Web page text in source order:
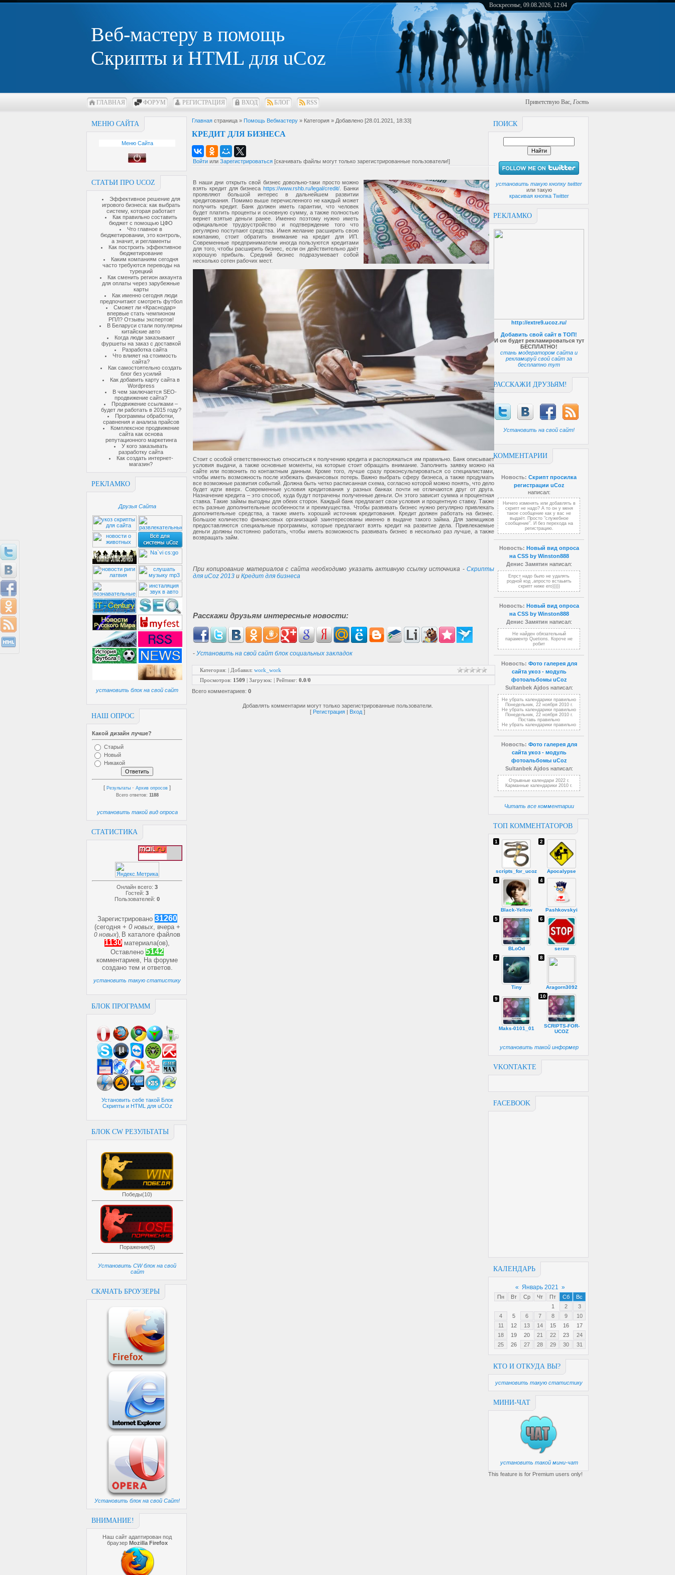
Веб-мастеру в помощь
Скрипты и HTML для uCoz
Воскресенье, 09.08.2026, 12:04
ГЛАВНАЯ ФОРУМ РЕГИСТРАЦИЯ ВХОД БЛОГ RSS Приветствую Вас, Гость
МЕНЮ САЙТА
Меню Сайта
СТАТЬИ ПРО UCOZ
Эффективное решение для
игрового бизнеса: как выбрать
систему, которая работает
Как правильно составить
бюджет с помощью ЦФО
Что главное в
бюджетировании, это контроль,
а значит, и регламенты
Как построить эффективное
бюджетирование
Каким компаниям сегодня
часто требуются переводы на
турецкий
Как сменить регион аккаунта
для оплаты через зарубежные
карты
Как именно сегодня люди
предпочитают смотреть футбол
Сможет ли «Краснодар»
впервые стать чемпионом
РПЛ? Отзывы экспертов!
В Беларуси стали популярны
китайские авто
Когда люди заказывают
фуршеты на заказ с доставкой
Разработка сайта
Что влияет на стоимость
сайта?
Как самостоятельно создать
блог без усилий
Как добавить карту сайта в
Wordpress
В чем заключается SEO-
продвижение сайта?
Продвижение ссылками –
будет ли работать в 2015 году?
Программы обработки,
сравнения и анализа прайсов
Комплексное продвижение
сайта как основа
репутационного маркетинга
У кого заказывать
разработку сайта
Как создать интернет-
магазин?
РЕКЛАМКО
Друзья Сайта
установить блок на свой сайт
НАШ ОПРОС
Какой дизайн лучше?
Старый
Новый
Никакой
[ Результаты · Архив опросов ]
Всего ответов: 1188
установить такой вид опроса
СТАТИСТИКА
Онлайн всего: 3
Гостей: 3
Пользователей: 0
Зарегистрировано 31260
(сегодня + 0 новых, вчера +
0 новых) В каталоге файлов
1130 материала(ов),
Оставлено 5142
комментариев, На форуме
создано тем и ответов.
установить такую статистику
БЛОК ПРОГРАММ
Установить себе такой Блок
Скрипты и HTML для uCOz
БЛОК CW РЕЗУЛЬТАТЫ
Победы(10)
Поражения(5)
Установить CW блок на свой
сайт
СКАЧАТЬ БРОУЗЕРЫ
Установить блок на свой Сайт!
ВНИМАНИЕ!
Наш сайт адаптирован под
браузер Mozilla Firefox
ПОИСК
установить такую кнопку twitter
или такую
красивая кнопка Twitter
РЕКЛАМКО
http://extre9.ucoz.ru/
Добавить свой сайт в ТОП!
И он будет рекламироваться тут
БЕСПЛАТНО!
стань модератором сайта и
рекламируй свой сайт за
бесплатно тут
РАССКАЖИ ДРУЗЬЯМ!
Установить на свой сайт!
КОММЕНТАРИИ
Новость: Скрипт просилка
регистрации uCoz
написал:
Ничего изменять или добавлять в
скрипт не надо? А то он у меня
такое сообщение как у вас не
выдаёт. Просто "служебное
сообщение". И без перехода на
регистрацию.
Новость: Новый вид опроса
на CSS by Winston888
Денис Замятин написал:
Епрст надо было не удалять
родной код ,апросто встаыить
скрипт ниже его)))))
Новость: Новый вид опроса
на CSS by Winston888
Денис Замятин написал:
Не найден обязательный
параментр Quetions. Короче не
робит
Новость: Фото галерея для
сайта укоз - модуль
фотоальбомы uCoz
Sultanbek Ajdosнаписал:
Не убрать календарики правильно
Понедельник, 22 ноября 2010 г.
Не убрать календарики правильно
Понедельник, 22 ноября 2010 г.
Поставь правильно
Не убрать календарики правильно
Новость: Фото галерея для
сайта укоз - модуль
фотоальбомы uCoz
Sultanbek Ajdosнаписал:
Отрывные календари 2022 г.
Карманные календарики 2010 г.
Читать все комментарии
ТОП КОММЕНТАТОРОВ
scripts_for_ucoz
1
Apocalypse
2
Black-Yellow
3
Pashkovskyi
4
BLoOd
5
serzw
6
Tiny
7
Aragorn3092
8
Maks-0101_01
9
SCRIPTS-FOR-
UCOZ
10
установить такой информер
VKONTAKTE
FACEBOOK
КАЛЕНДАРЬ
« Январь 2021 »
Пн Вт Ср Чт Пт Сб
Вс
1
2
3
4
5 6 7 8 9
10
11
12 13 14 15 16
17
18
19 20 21 22 23
24
25
26 27 28 29 30 31
КТО И ОТКУДА ВЫ?
установить такую статистику
МИНИ-ЧАТ
установить такой мини-чат
This feature is for Premium users only!
Главная страница » Помощь Вебмастеру » Категория » Добавлено [28.01.2021, 18:33]
КРЕДИТ ДЛЯ БИЗНЕСА
Войти или Зарегистрироваться [скачивать файлы могут только зарегистрированные пользователи!]
В наши дни открыть свой бизнес довольно-таки просто можно
взять кредит для бизнесаhttps://www.rshb.ru/legal/credit/ . Банки
проявляют большой интерес в дальнейшем развитии
кредитования. Помимо выше перечисленного не каждый может
получить кредит. Банк должен иметь гарантии, что человек
будет платить проценты и основную сумму, а также полностью
вернет взятые деньги ранее. Именно поэтому нужно иметь
официальное трудоустройство и подтверждение того что
регулярно поступают средства. Имея желание расширить свою
компанию, стоит обратить внимание на кредит для ИП.
Современные предприниматели иногда пользуются кредитами
для того, чтобы расширить бизнес, если он действительно даёт
хорошую прибыль. Средний бизнес подразумевает собой
несколько сотен рабочих мест.
Стоит с особой ответственностью относиться к получению кредита и распоряжаться им правильно. Банк описывает
условия выдачи, а также основные моменты, на которые стоит обращать внимание. Заполнить заявку можно на
сайте или позвонить по контактным данным. Кроме того, лучше сразу проконсультироваться со специалистами,
чтобы иметь возможность после избежать финансовых потерь. Важно выбрать сферу бизнеса, а также продумать
все возможные развития событий. Должна быть четко расписанная схема, согласно которой можно понять, что дело
будет идти вверх. Современные условия кредитования у разных банках почти не отличаются друг от друга.
Назначение кредита – это способ, куда будут потрачены полученные деньги. Он этого зависит сумма и процентная
ставка. Такие займы выгодны для обеих сторон. Каждый банк предлагает свои условия и процентную ставку. Также
есть разные дополнительные особенности и преимущества. Чтобы развивать бизнес нужно регулярно привлекать
дополнительные средства, а также иметь хороший источник кредитования. Кредит должен работать на бизнес.
Большое количество финансовых организаций заинтересованы именно в выдаче такого займа. Для заемщиков
предоставляются специальные программы, которые предлагают взять кредит на развитие дела. Привлекаемые
деньги должны постоянно работать, чтобы иметь возможность развивать бизнес в несколько раз лучше, а также
возвращать займ.
При копирование материалов с сайта необходимо указать активную ссылку источника - Скрипты
для uCoz 2013 и Кредит для бизнеса
Расскажи друзьям интересные новости:
- Установить на свой сайт блок социальных закладок
Категория: | Добавил: work_work
Просмотров: 1509 | Загрузок: | Рейтинг: 0.0/0
Всего комментариев: 0
Добавлять комментарии могут только зарегистрированные пользователи.
[ Регистрация | Вход ]